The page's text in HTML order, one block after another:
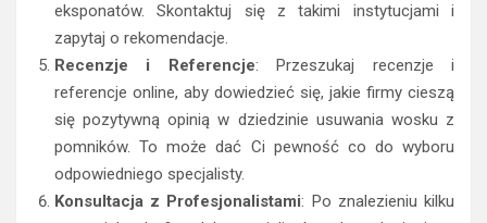
eksponatów. Skontaktuj się z takimi instytucjami i
zapytaj o rekomendacje.
Recenzje i Referencje: Przeszukaj recenzje i
referencje online, aby dowiedzieć się, jakie firmy cieszą
się pozytywną opinią w dziedzinie usuwania wosku z
pomników. To może dać Ci pewność co do wyboru
odpowiedniego specjalisty.
Konsultacja z Profesjonalistami: Po znalezieniu kilku